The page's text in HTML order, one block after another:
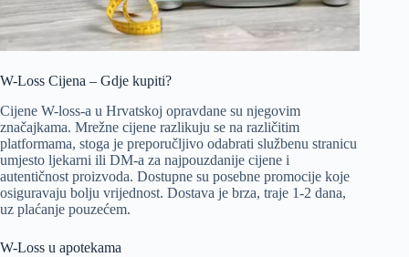
W-Loss Cijena – Gdje kupiti?
Cijene W-loss-a u Hrvatskoj opravdane su njegovim
značajkama. Mrežne cijene razlikuju se na različitim
platformama, stoga je preporučljivo odabrati službenu stranicu
umjesto ljekarni ili DM-a za najpouzdanije cijene i
autentičnost proizvoda. Dostupne su posebne promocije koje
osiguravaju bolju vrijednost. Dostava je brza, traje 1-2 dana,
uz plaćanje pouzećem.
W-Loss u apotekama